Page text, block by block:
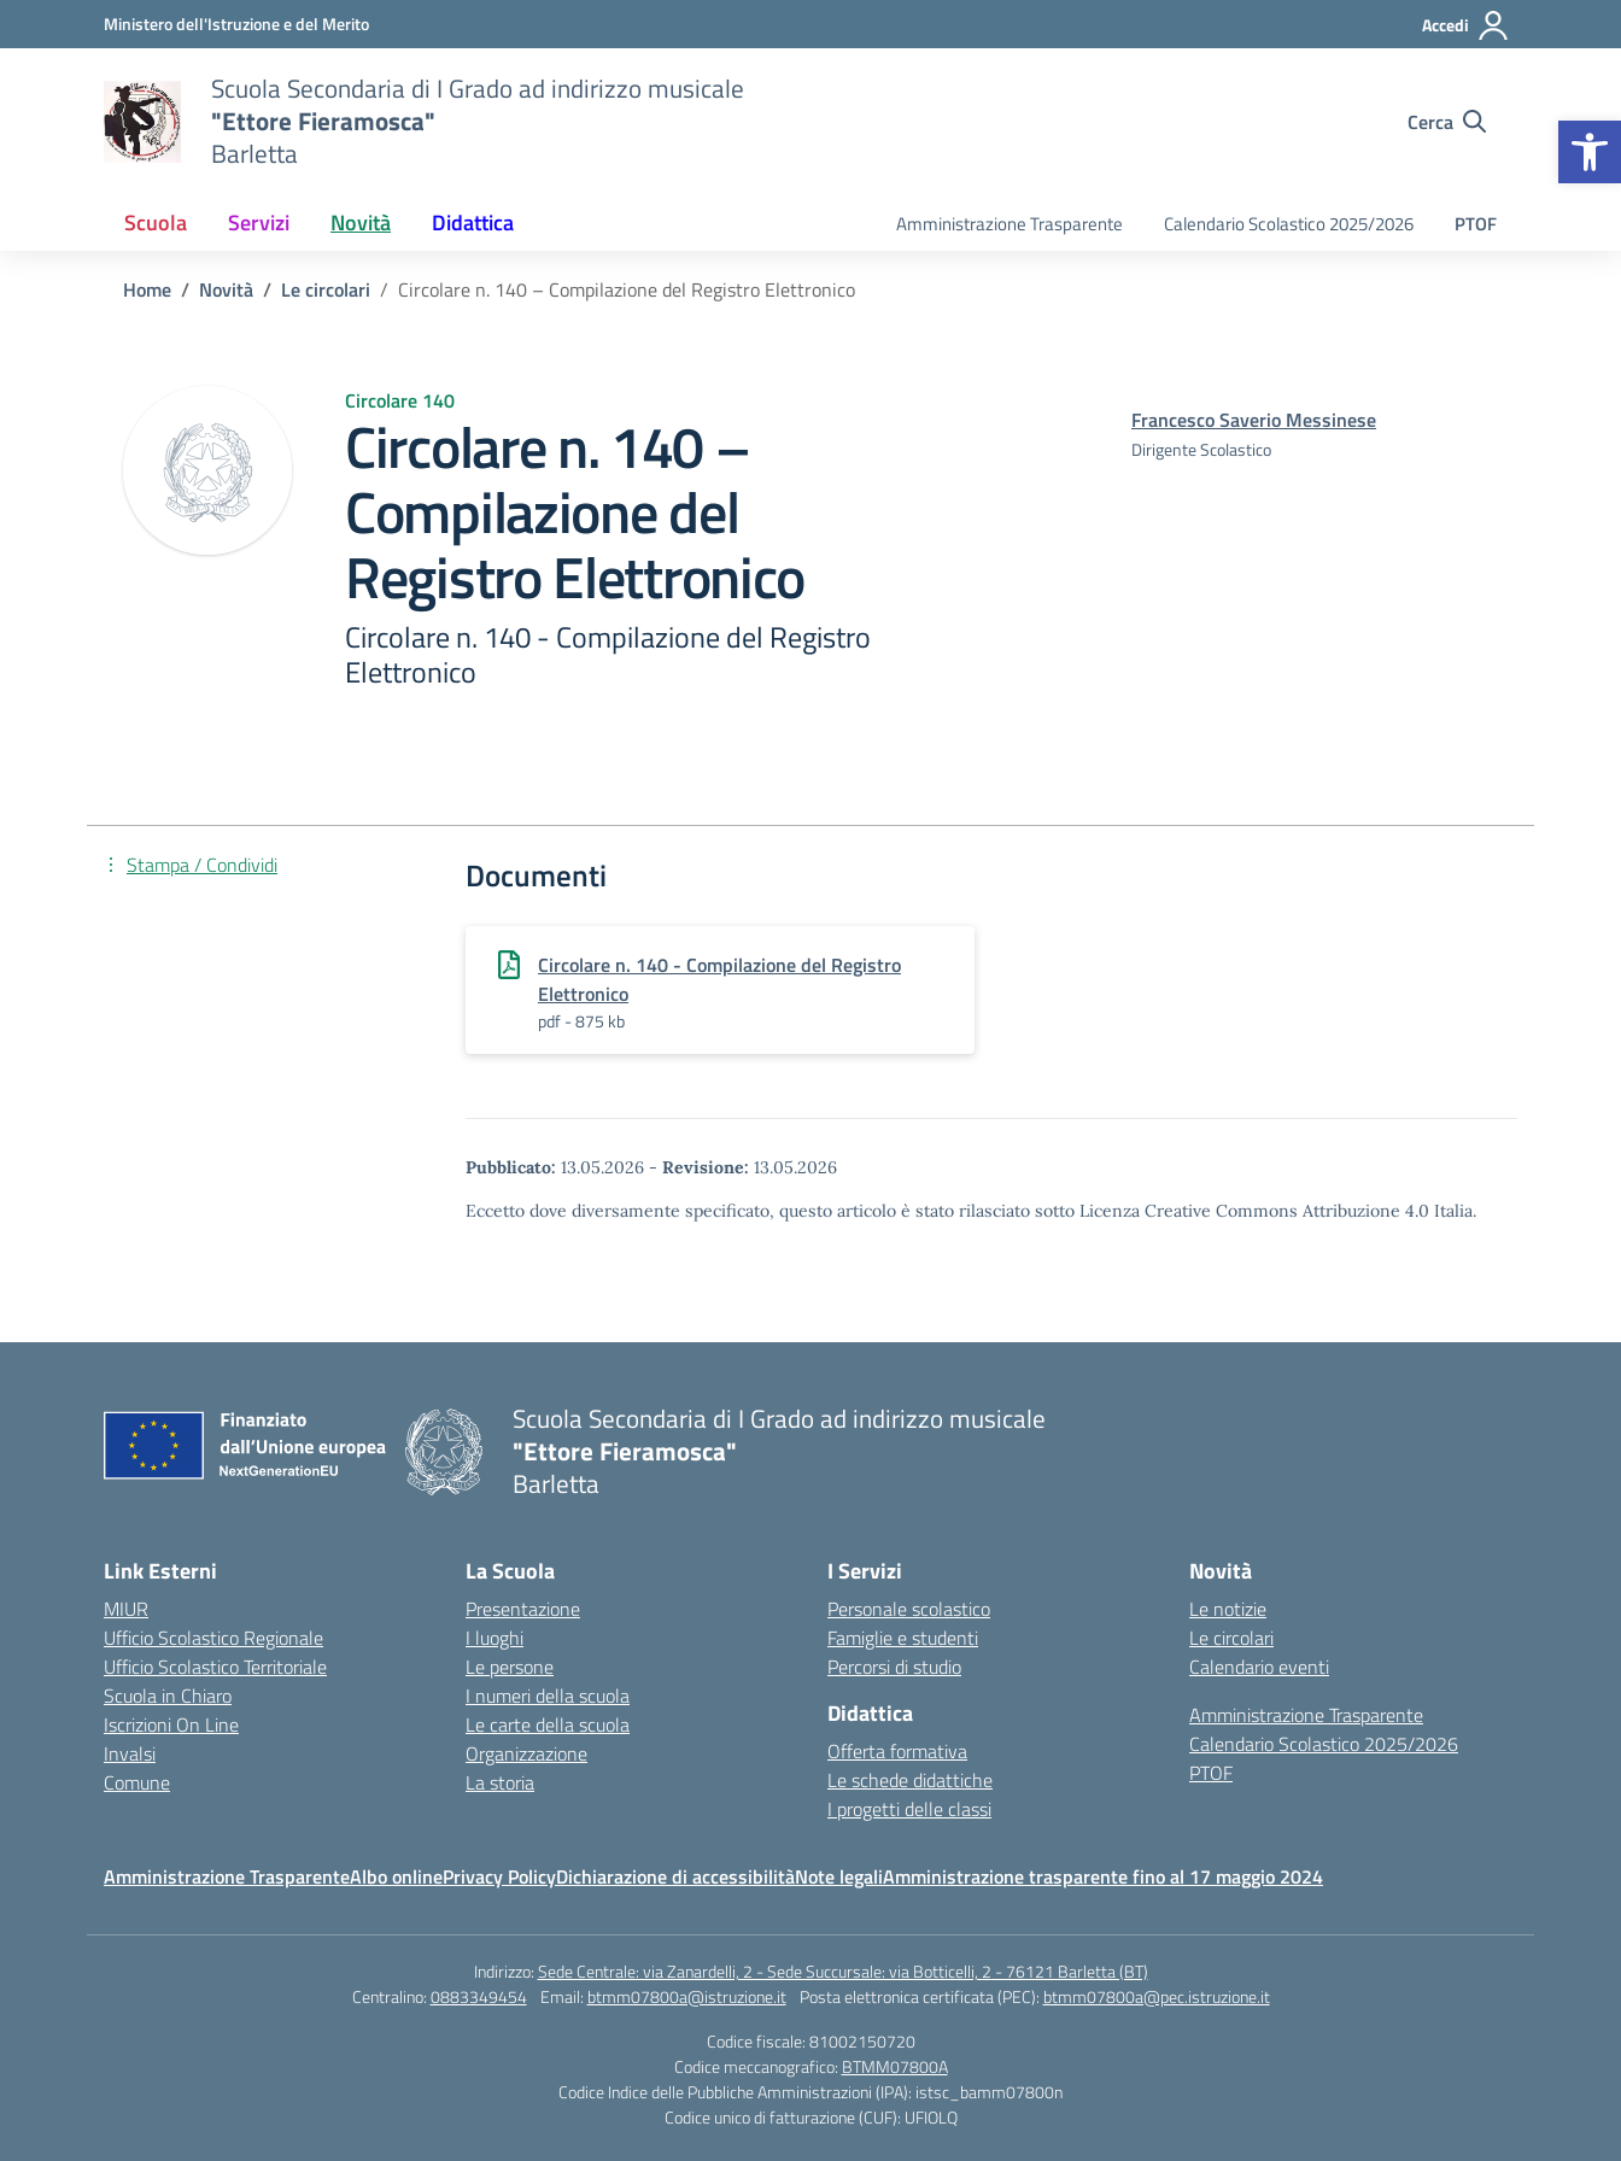
Vai ai contenuti
Vai al menu di navigazioneMinistero dell'Istruzione e del Merito Accedi
Scuola Secondaria di I Grado ad indirizzo musicale
"Ettore Fieramosca"
Barletta
Cerca
Scuola Servizi Novità Didattica Amministrazione Trasparente Calendario Scolastico 2025/2026 PTOF
Home Novità Le circolari Circolare n. 140 – Compilazione del Registro Elettronico
Circolare 140
Circolare n. 140 –
Compilazione del
Registro Elettronico
Circolare n. 140 - Compilazione del Registro
Elettronico
Francesco Saverio Messinese
Dirigente Scolastico
Documenti
Circolare n. 140 - Compilazione del Registro
Elettronico
pdf - 875 kb
Pubblicato: 13.05.2026 - Revisione: 13.05.2026
Eccetto dove diversamente specificato, questo articolo è stato rilasciato sotto Licenza Creative Commons Attribuzione 4.0 Italia.
Stampa / Condividi
Scuola Secondaria di I Grado ad indirizzo musicale
"Ettore Fieramosca"
Barletta
Link Esterni
MIUR
Ufficio Scolastico Regionale
Ufficio Scolastico Territoriale
Scuola in Chiaro
Iscrizioni On Line
Invalsi
Comune
La Scuola
Presentazione
I luoghi
Le persone
I numeri della scuola
Le carte della scuola
Organizzazione
La storia
I Servizi
Personale scolastico
Famiglie e studenti
Percorsi di studio
Didattica
Offerta formativa
Le schede didattiche
I progetti delle classi
Novità
Le notizie
Le circolari
Calendario eventi
Amministrazione Trasparente
Calendario Scolastico 2025/2026
PTOF
Amministrazione TrasparenteAlbo onlinePrivacy PolicyDichiarazione di accessibilitàNote legaliAmministrazione trasparente fino al 17 maggio 2024
Indirizzo:Sede Centrale: via Zanardelli, 2 - Sede Succursale: via Botticelli, 2 - 76121 Barletta (BT)
Centralino:0883349454 Email: btmm07800a@istruzione.it Posta elettronica certificata (PEC): btmm07800a@pec.istruzione.it
Codice fiscale: 81002150720
Codice meccanografico: BTMM07800A
Codice Indice delle Pubbliche Amministrazioni (IPA): istsc_bamm07800n
Codice unico di fatturazione (CUF): UFIOLQ